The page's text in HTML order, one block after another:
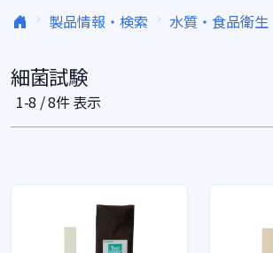
製品情報・検索 水質・食品衛生
細菌試験
1-8 / 8件 表示